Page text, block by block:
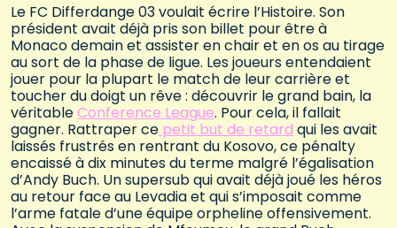
Le FC Differdange 03 voulait écrire l’Histoire. Son
président avait déjà pris son billet pour être à
Monaco demain et assister en chair et en os au tirage
au sort de la phase de ligue. Les joueurs entendaient
jouer pour la plupart le match de leur carrière et
toucher du doigt un rêve : découvrir le grand bain, la
véritableConference League. Pour cela, il fallait
gagner. Rattraper ce petit but de retard qui les avait
laissés frustrés en rentrant du Kosovo, ce pénalty
encaissé à dix minutes du terme malgré l’égalisation
d’Andy Buch. Un supersub qui avait déjà joué les héros
au retour face au Levadia et qui s’imposait comme
l’arme fatale d’une équipe orpheline offensivement.